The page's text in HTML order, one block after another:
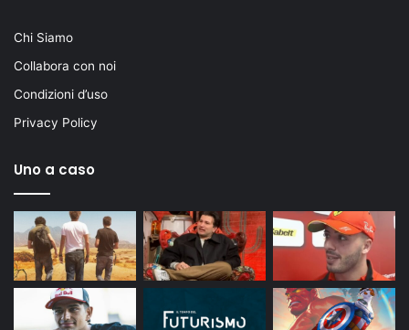
Chi Siamo
Collabora con noi
Condizioni d’uso
Privacy Policy
Uno a caso